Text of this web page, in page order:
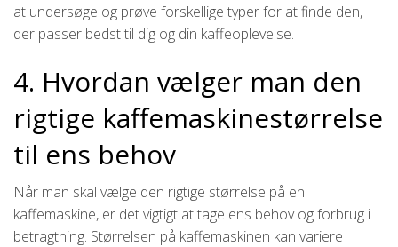
at undersøge og prøve forskellige typer for at finde den,
der passer bedst til dig og din kaffeoplevelse.
4. Hvordan vælger man den
rigtige kaffemaskinestørrelse
til ens behov
Når man skal vælge den rigtige størrelse på en
kaffemaskine, er det vigtigt at tage ens behov og forbrug i
betragtning. Størrelsen på kaffemaskinen kan variere